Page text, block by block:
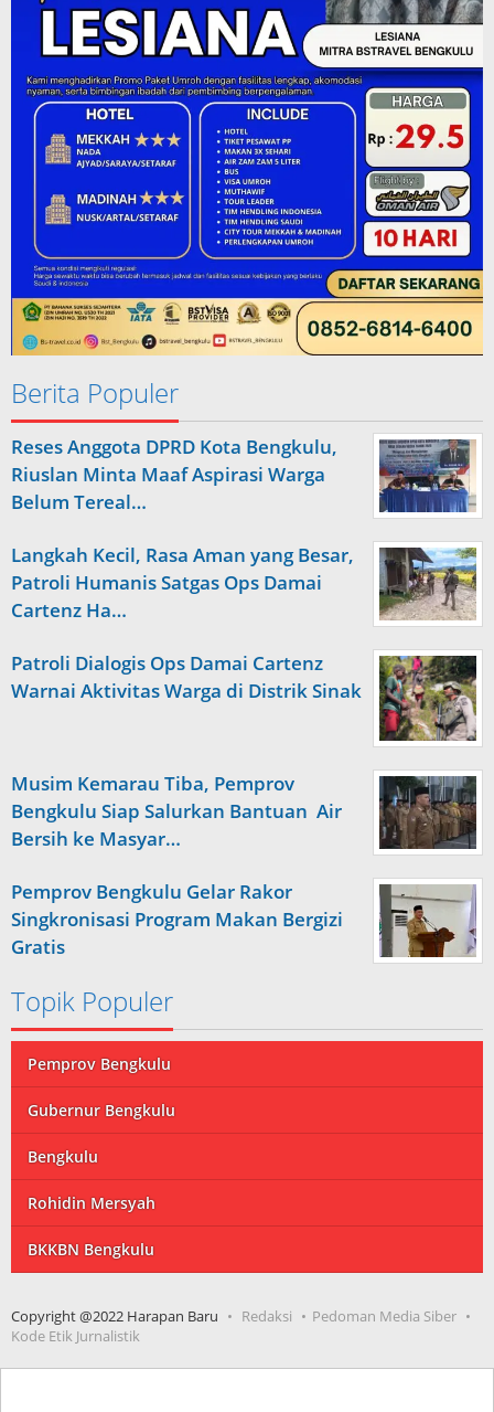
Berita Populer
Reses Anggota DPRD Kota Bengkulu,
Riuslan Minta Maaf Aspirasi Warga
Belum Tereal…
Langkah Kecil, Rasa Aman yang Besar,
Patroli Humanis Satgas Ops Damai
Cartenz Ha…
Patroli Dialogis Ops Damai Cartenz
Warnai Aktivitas Warga di Distrik Sinak
Musim Kemarau Tiba, Pemprov
Bengkulu Siap Salurkan Bantuan Air
Bersih ke Masyar…
Pemprov Bengkulu Gelar Rakor
Singkronisasi Program Makan Bergizi
Gratis
Topik Populer
Pemprov Bengkulu
Gubernur Bengkulu
Bengkulu
Rohidin Mersyah
BKKBN Bengkulu
Copyright @2022 Harapan Baru Redaksi
Pedoman Media Siber
Kode Etik Jurnalistik